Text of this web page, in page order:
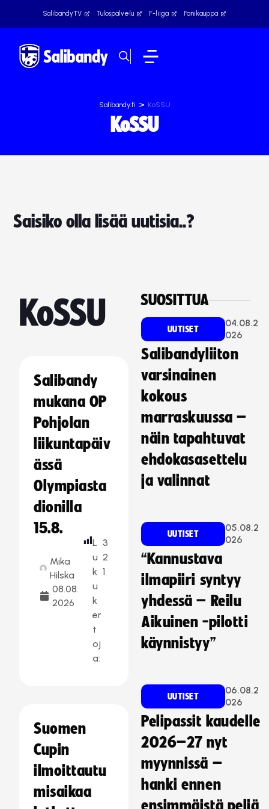
SalibandyTV Tulospalvelu F-liiga Fanikauppa
Salibandy.fi > KoSSU
KoSSU
Saisiko olla lisää uutisia..?
KoSSU
Salibandy
mukana OP
Pohjolan
liikuntapäiv
ässä
Olympiasta
dionilla
15.8.
Mika
Hilska
08.08.
2026
L
u
k
u
k
er
t
oj
a:
3
2
1
Suomen
Cupin
ilmoittautu
misaikaa
SUOSITTUA
UUTISET
04.08.2
026
Salibandyliiton
varsinainen
kokous
marraskuussa –
näin tapahtuvat
ehdokasasettelu
ja valinnat
UUTISET
05.08.2
026
“Kannustava
ilmapiiri syntyy
yhdessä – Reilu
Aikuinen -pilotti
käynnistyy”
UUTISET
06.08.2
026
Pelipassit kaudelle
2026–27 nyt
myynnissä –
hanki ennen